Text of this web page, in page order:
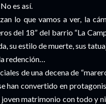
es así.
lo que vamos a ver, la
del 18” del barrio “La
su estilo de muerte, sus
redención…
de una decena de
han convertido en
matrimonio con todo y